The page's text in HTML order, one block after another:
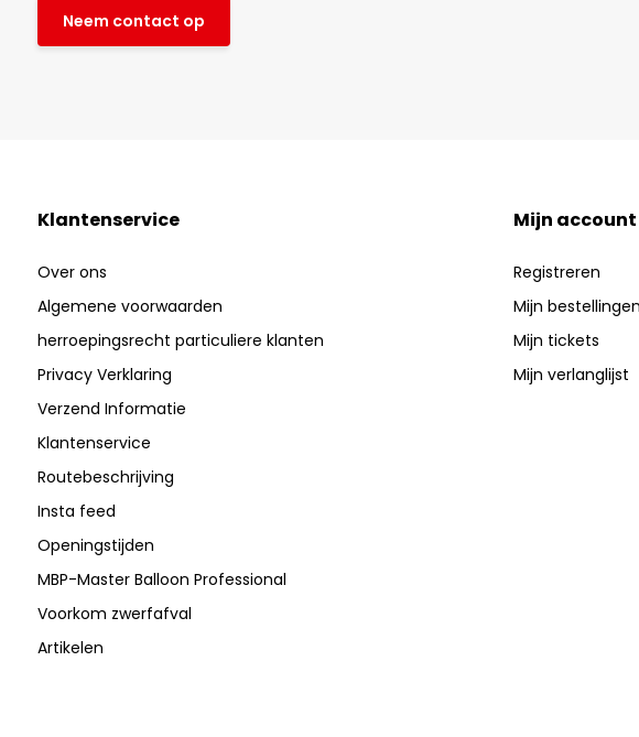
Neem contact op
Klantenservice
Over ons
Algemene voorwaarden
herroepingsrecht particuliere klanten
Privacy Verklaring
Verzend Informatie
Klantenservice
Routebeschrijving
Insta feed
Openingstijden
MBP-Master Balloon Professional
Voorkom zwerfafval
Artikelen
Mijn account
Registreren
Mijn bestellingen
Mijn tickets
Mijn verlanglijst